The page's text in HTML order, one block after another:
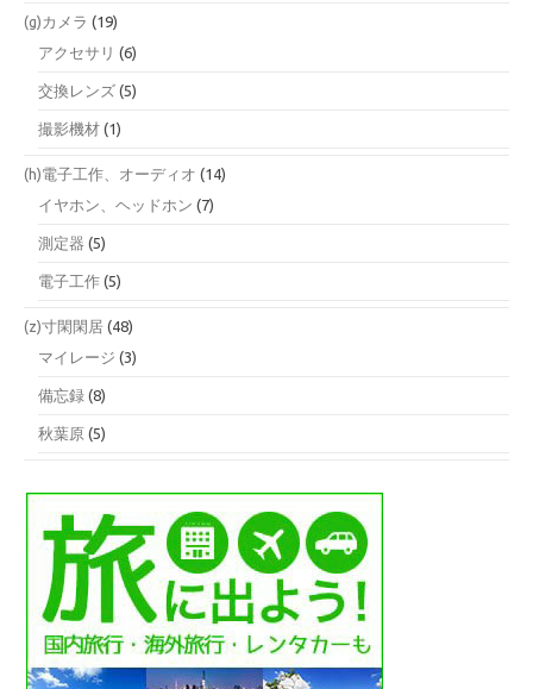
(g)カメラ (19)
アクセサリ (6)
交換レンズ (5)
撮影機材 (1)
(h)電子工作、オーディオ (14)
イヤホン、ヘッドホン (7)
測定器 (5)
電子工作 (5)
(z)寸閑閑居 (48)
マイレージ (3)
備忘録 (8)
秋葉原 (5)